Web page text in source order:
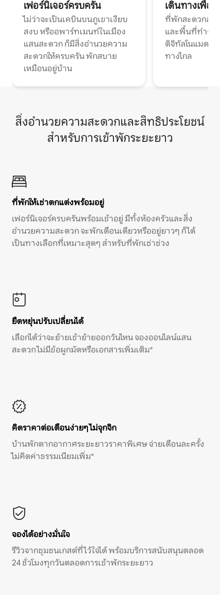
เฟอร์นิเจอร์ครบครัน
ไม่ว่าจะเป็นเคบินบนภูเขาเงียบ
สงบ หรืออพาร์ทเมนท์ในเมือง
แสนสะดวก ก็มีสิ่งอำนวยความ
สะดวกให้ครบครัน พักสบาย
เหมือนอยู่บ้าน
เดินทางเพื่อ
ที่พักสะดวกสบ
และพื้นที่ทำงา
ดิจิทัลโนแมดแ
ทางไกล
สิ่งอำนวยความสะดวกและสิทธิประโยชน์
สำหรับการเข้าพักระยะยาว
ที่พักให้เช่าตกแต่งพร้อมอยู่
เฟอร์นิเจอร์ครบครันพร้อมเข้าอยู่ มีทั้งห้องครัวและสิ่ง
อำนวยความสะดวก จะพักเดือนเดียวหรืออยู่ยาวๆ ก็ได้
เป็นทางเลือกที่เหมาะสุดๆ สำหรับที่พักเช่าช่วง
ยืดหยุ่นปรับเปลี่ยนได้
เลือกได้ว่าจะย้ายเข้าย้ายออกวันไหน จองออนไลน์แสน
สะดวก ไม่มีข้อผูกมัดหรือเอกสารเพิ่มเติม*
คิดราคาต่อเดือนง่ายๆ ไม่จุกจิก
บ้านพักตากอากาศระยะยาวราคาพิเศษ จ่ายเดือนละครั้ง
ไม่คิดค่าธรรมเนียมเพิ่ม*
จองได้อย่างมั่นใจ
รีวิวจากชุมชนเกสต์ที่ไว้ใจได้ พร้อมบริการสนับสนุนตลอด
24 ชั่วโมงทุกวันตลอดการเข้าพักระยะยาว